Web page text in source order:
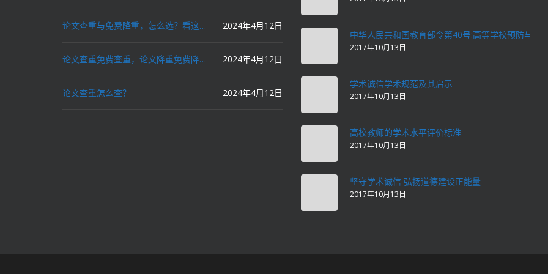
论文查重与免费降重，怎么选？看这里就对了！ 2024年4月12日
论文查重免费查重，论文降重免费降重，机器降重，人工降重，降低AIGC写作率，ai写论文，都要选论文狗和paperdog以及文思慧达！ 2024年4月12日
论文查重怎么查？ 2024年4月12日
中华人民共和国教育部令第40号:高等学校预防与处
2017年10月13日
学术诚信学术规范及其启示
2017年10月13日
高校教师的学术水平评价标准
2017年10月13日
坚守学术诚信 弘扬道德建设正能量
2017年10月13日